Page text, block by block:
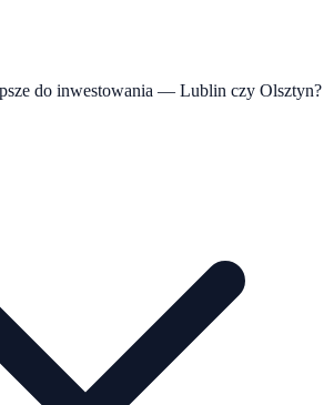
do inwestowania — Lublin czy Olsztyn?